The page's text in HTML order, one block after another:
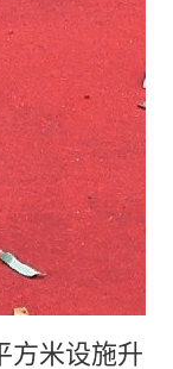
方米设施升